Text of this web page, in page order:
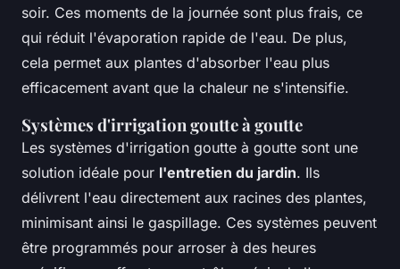
soir. Ces moments de la journée sont plus frais, ce
qui réduit l'évaporation rapide de l'eau. De plus,
cela permet aux plantes d'absorber l'eau plus
efficacement avant que la chaleur ne s'intensifie.
Systèmes d'irrigation goutte à goutte
Les systèmes d'irrigation goutte à goutte sont une
solution idéale pour l'entretien du jardin. Ils
délivrent l'eau directement aux racines des plantes,
minimisant ainsi le gaspillage. Ces systèmes peuvent
être programmés pour arroser à des heures